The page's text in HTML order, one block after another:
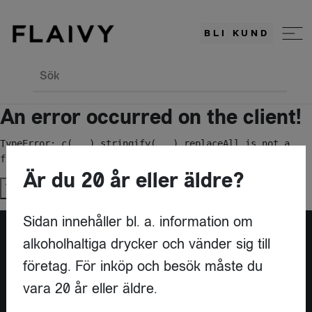
BLI KUND
Sök
An error occurred on the client!
TypeError: c(...).stringify(...).replaceAll is not a
function
Try again
Är du leverantör?
Är du 20 år eller äldre?
Sidan innehåller bl. a. information om
alkoholhaltiga drycker och vänder sig till
företag. För inköp och besök måste du
vara 20 år eller äldre.